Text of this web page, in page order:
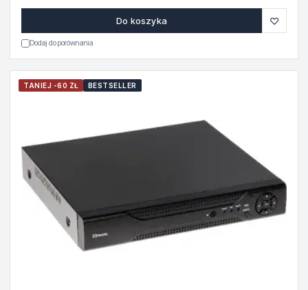
Do koszyka ♡
Dodaj do porównania
TANIEJ -60 ZŁ BESTSELLER